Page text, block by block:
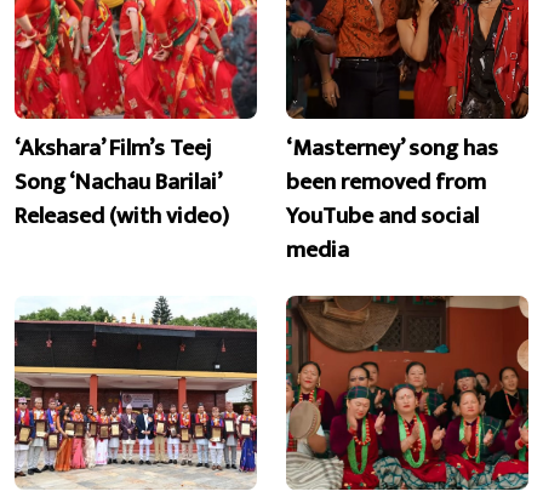
‘Akshara’ Film’s Teej
Song ‘Nachau Barilai’
Released (with video)
‘Masterney’ song has
been removed from
YouTube and social
media